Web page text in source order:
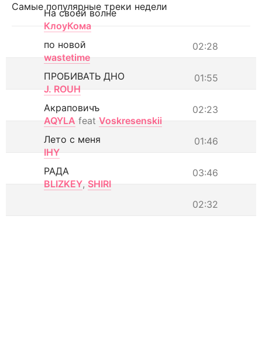
Самые популярные треки недели
На своей волне
КлоуКома
02:28
по новой
wastetime
01:55
ПРОБИВАТЬ ДНО
J. ROUH
02:23
Акраповичъ
AQYLA feat Voskresenskii
01:46
Лето с меня
IHY
03:46
РАДА
BLIZKEY, SHIRI
02:32